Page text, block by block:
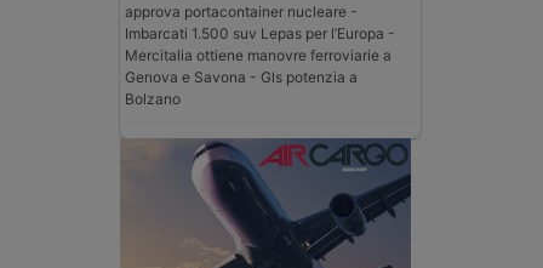
approva portacontainer nucleare -
Imbarcati 1.500 suv Lepas per l’Europa -
Mercitalia ottiene manovre ferroviarie a
Genova e Savona - Gls potenzia a
Bolzano